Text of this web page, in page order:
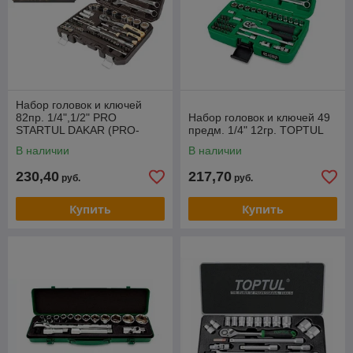
Набор головок и ключей
82пр. 1/4",1/2" PRO
STARTUL DAKAR (PRO-
В наличии
230,40 руб.
Купить
Набор головок и ключей 49
предм. 1/4" 12гр. TOPTUL
В наличии
217,70 руб.
Купить